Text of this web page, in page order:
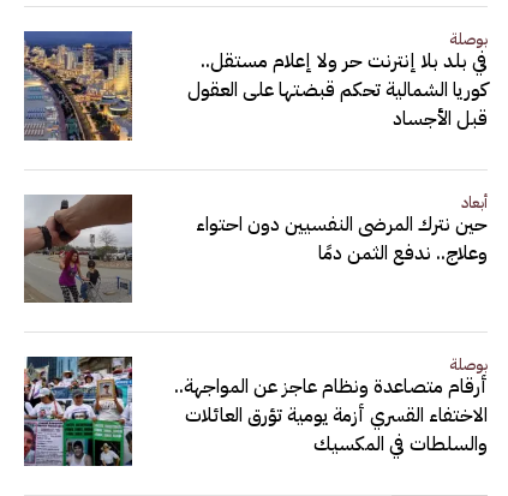
بوصلة
في بلد بلا إنترنت حر ولا إعلام مستقل..
كوريا الشمالية تحكم قبضتها على العقول
قبل الأجساد
أبعاد
حين نترك المرضى النفسيين دون احتواء
وعلاج.. ندفع الثمن دمًا
بوصلة
أرقام متصاعدة ونظام عاجز عن المواجهة..
الاختفاء القسري أزمة يومية تؤرق العائلات
والسلطات في المكسيك